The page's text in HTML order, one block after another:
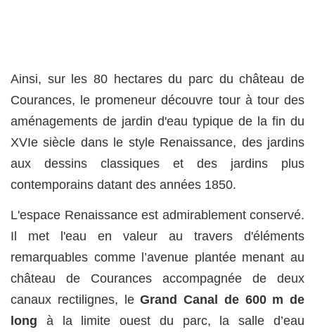
Ainsi, sur les 80 hectares du parc du château de
Courances, le promeneur découvre tour à tour des
aménagements de jardin d'eau typique de la fin du
XVIe siècle dans le style Renaissance, des jardins
aux dessins classiques et des jardins plus
contemporains datant des années 1850.
L'espace Renaissance est admirablement conservé.
Il met l'eau en valeur au travers d'éléments
remarquables comme l’avenue plantée menant au
château de Courances accompagnée de deux
canaux rectilignes, leGrand Canal de 600 m de
long à la limite ouest du parc, la salle d’eau